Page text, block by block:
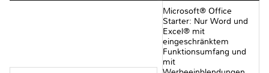
Microsoft® Office
Starter: Nur Word und
Excel® mit
eingeschränktem
Funktionsumfang und
mit